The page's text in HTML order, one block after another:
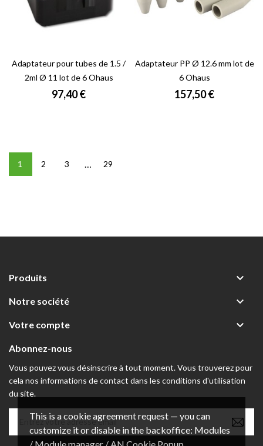
This is a cookie agreement request — you can
customize it or disable in the backoffice: Modules
Adaptateur pour tubes de 1.5 /
2ml Ø 11 lot de 6 Ohaus
Prix
97,40 €
Adaptateur PP Ø 12.6 mm lot de
6 Ohaus
Prix
157,50 €
1 2 3 … 29
Produits 
Notre société 
Votre compte 
Abonnez-nous
Vous pouvez vous désinscrire à tout moment. Vous trouverez pour
cela nos informations de contact dans les conditions d'utilisation
du site.